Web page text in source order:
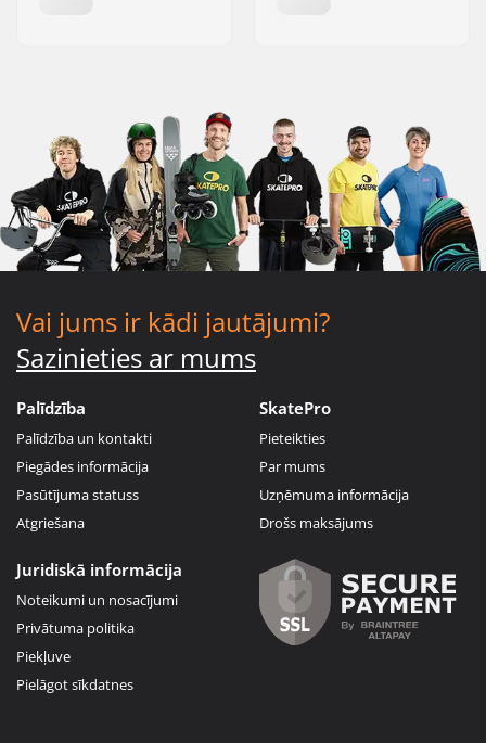
Vai jums ir kādi jautājumi?
Sazinieties ar mums
Palīdzība
Palīdzība un kontakti
Piegādes informācija
Pasūtījuma statuss
Atgriešana
SkatePro
Pieteikties
Par mums
Uzņēmuma informācija
Drošs maksājums
Juridiskā informācija
Noteikumi un nosacījumi
Privātuma politika
Piekļuve
Pielāgot sīkdatnes